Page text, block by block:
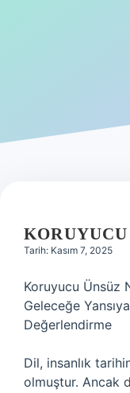
Hakkımızda
Tarih: Kasım 7, 2025
Koruyucu Ünsüz
Geleceğe
Değerlendirme
Dil, insanlık
olmuştur. Ancak